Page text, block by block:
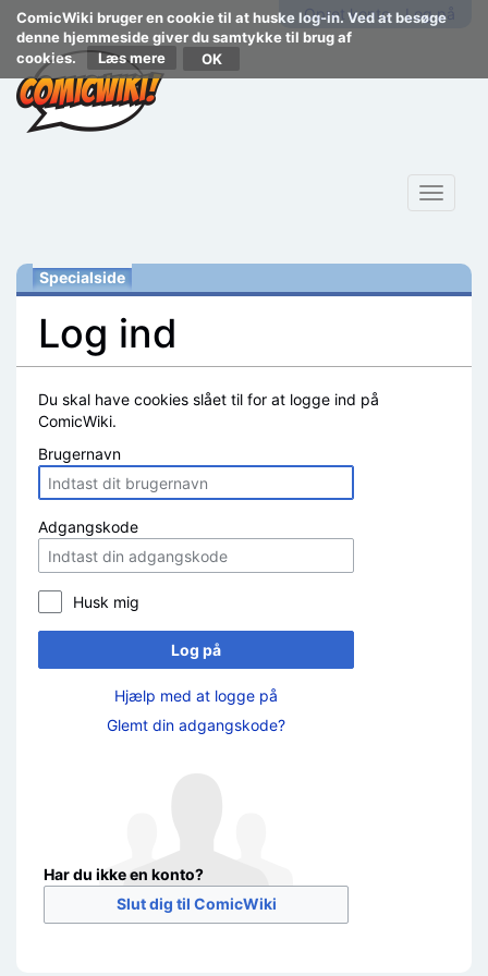
ComicWiki bruger en cookie til at huske log-in. Ved at besøge
denne hjemmeside giver du samtykke til brug af
cookies.
Læs mere
Opret konto Log på
Toggle
Specialside
Log ind
Du skal have cookies slået til for at logge ind på
ComicWiki.
Brugernavn
Adgangskode
Husk mig
Log på
Hjælp med at logge på
Glemt din adgangskode?
Har du ikke en konto?
Slut dig til ComicWiki